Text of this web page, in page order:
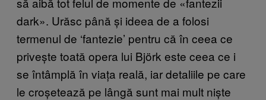
dark». Urăsc până și ideea de a folosi
termenul de ‘fantezie’ pentru că în ceea ce
privește toată opera lui Björk este ceea ce i
se întâmplă în viața reală, iar detaliile pe care
le croșetează pe lângă sunt mai mult niște